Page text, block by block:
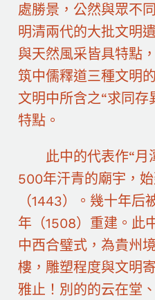
處勝景，公然與眾不
明清兩代的大批文明
與天然風采皆具特點
筑中儒釋道三種文明
文明中所含之“求同存
特點。
此中的代表作“月
500年汗青的廟宇，
（1443）。幾十年
年（1508）重建。此
中西合璧式，為貴州
樓，雕塑程度與文明
雅止！別的的云在堂